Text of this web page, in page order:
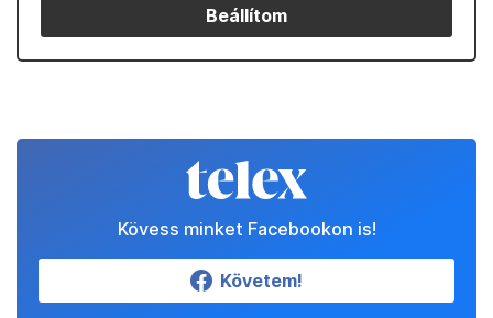
Beállítom
Kövess minket Facebookon is!
Követem!